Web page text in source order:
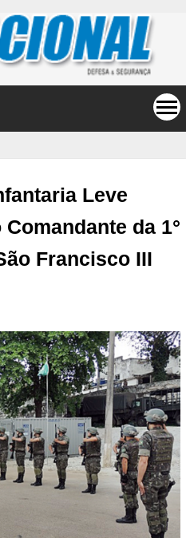
Leve
da 1°
Francisco III